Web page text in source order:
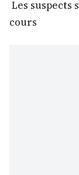
Les suspects
cours